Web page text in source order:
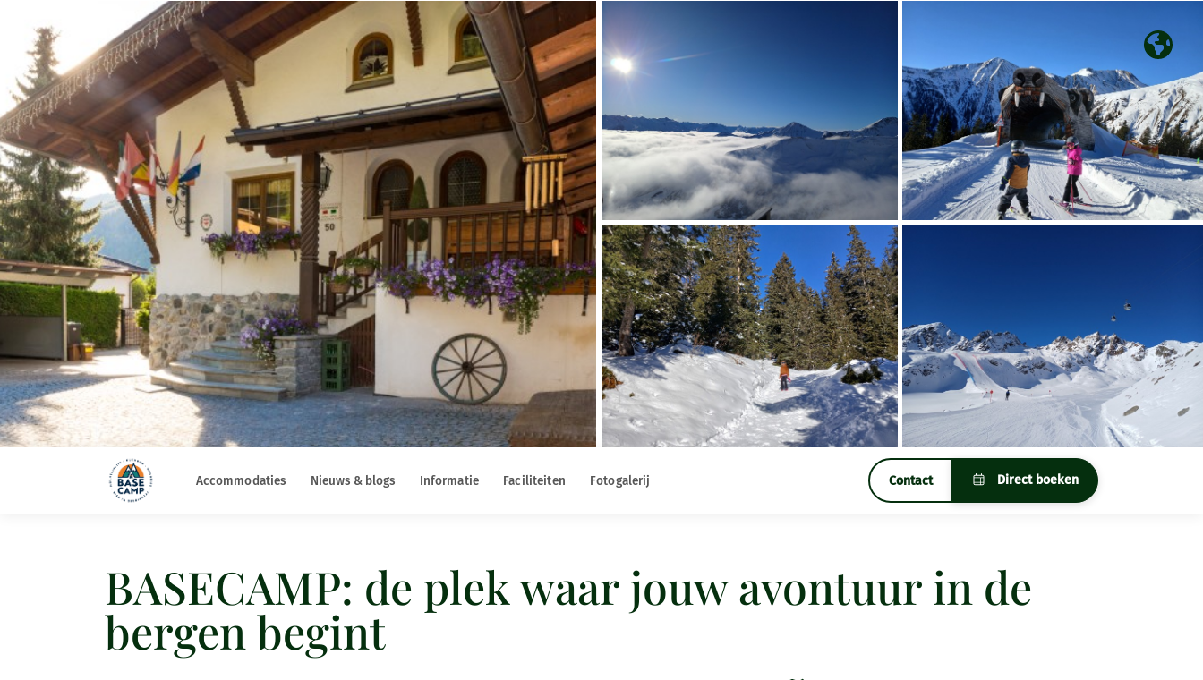
Accommodaties Nieuws & blogs Informatie Faciliteiten Fotogalerij Contact Direct boeken
BASECAMP: de plek waar jouw avontuur in de
bergen begint